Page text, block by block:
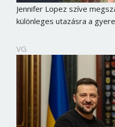
Jennifer Lopez szíve
különleges utazásra a
VG